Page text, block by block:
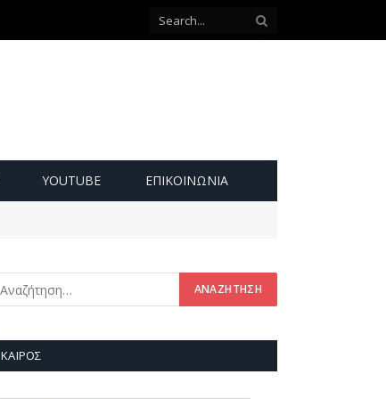
YOUTUBE ΕΠΙΚΟΙΝΩΝΊΑ
ΚΑΙΡΌΣ